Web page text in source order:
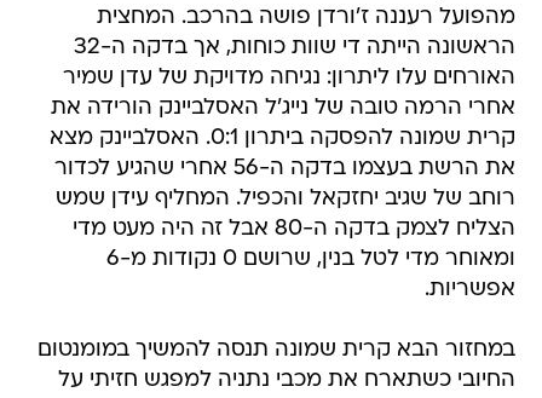
מהפועל רעננה ז'ורדן פושה בהרכב. המחצית
הראשונה הייתה די שוות כוחות, אך בדקה ה-32
האורחים עלו ליתרון: נגיחה מדויקת של עדן שמיר
אחרי הרמה טובה של נייג'ל האסלביינק הורידה את
קרית שמונה להפסקה ביתרון 0:1. האסלביינק מצא
את הרשת בעצמו בדקה ה-56 אחרי שהגיע לכדור
רוחב של שגיב יחזקאל והכפיל. המחליף עידן שמש
הצליח לצמק בדקה ה-80 אבל זה היה מעט מדי
ומאוחר מדי לטל בנין, שרושם 0 נקודות מ-6
אפשריות.
במחזור הבא קרית שמונה תנסה להמשיך במומנטום
החיובי כשתארח את מכבי נתניה למפגש חזיתי על